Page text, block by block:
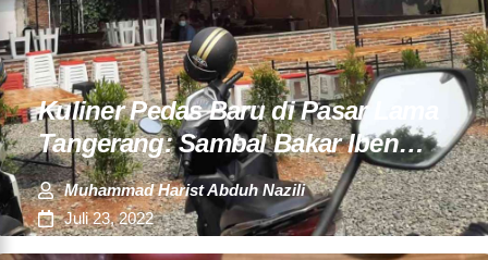
Kuliner Pedas Baru di Pasar Lama
Tangerang: Sambal Bakar Iben…
Muhammad Harist Abduh Nazili
Juli 23, 2022